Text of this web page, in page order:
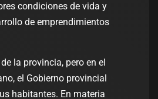
condiciones de vida y
de emprendimientos
la provincia, pero en el
el Gobierno provincial
habitantes. En materia